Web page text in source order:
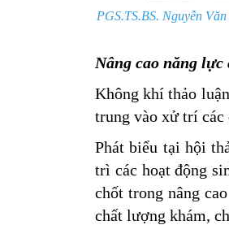
PGS.TS.BS. Nguyễn
Nâng cao năng lực
Không khí thảo
trung vào xử trí các
Phát biểu tại hội
trì các hoạt động
chốt trong nâng
chất lượng khám,